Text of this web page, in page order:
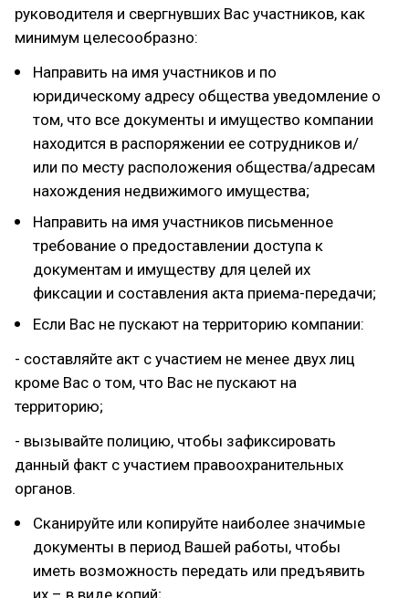
руководителя и свергнувших Вас участников, как
минимум целесообразно:
Направить на имя участников и по
юридическому адресу общества уведомление о
том, что все документы и имущество компании
находится в распоряжении ее сотрудников и/
или по месту расположения общества/адресам
нахождения недвижимого имущества;
Направить на имя участников письменное
требование о предоставлении доступа к
документам и имуществу для целей их
фиксации и составления акта приема-передачи;
Если Вас не пускают на территорию компании:
- составляйте акт с участием не менее двух лиц
кроме Вас о том, что Вас не пускают на
территорию;
- вызывайте полицию, чтобы зафиксировать
данный факт с участием правоохранительных
органов.
Сканируйте или копируйте наиболее значимые
документы в период Вашей работы, чтобы
иметь возможность передать или предъявить
их – в виде копий;